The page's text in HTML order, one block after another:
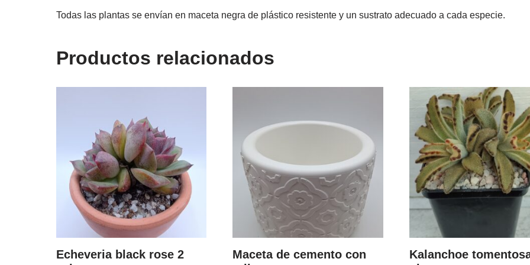
Todas las plantas se envían en maceta negra de plástico resistente y un sustrato adecuado a cada especie.
Productos relacionados
Echeveria black rose 2
Maceta de cemento con
Kalanchoe